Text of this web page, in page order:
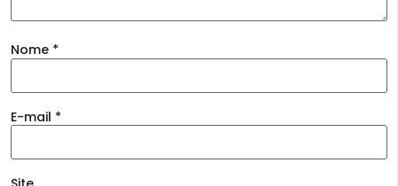
Nome *
E-mail *